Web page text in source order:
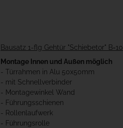
Bausatz 1-flg Gehtür "Schiebetor"
Montage Innen und Außen möglich
- Türrahmen in Alu 50x50mm
- mit Schnellverbinder
- Montagewinkel Wand
- Führungsschienen
- Rollenlaufwerk
- Führungsrolle